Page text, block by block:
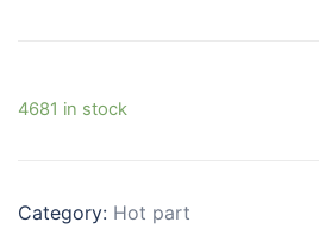
4681 in stock
Category: Hot part